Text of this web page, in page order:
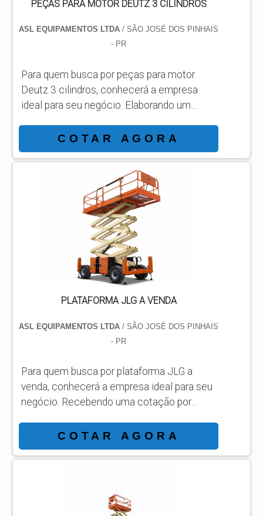
PEÇAS PARA MOTOR DEUTZ 3 CILINDROS
ASL EQUIPAMENTOS LTDA/ SÃO JOSÉ DOS PINHAIS
- PR
Para quem busca por peças para motor
Deutz 3 cilindros, conhecerá a empresa
ideal para seu negócio. Elaborando um
organização do ramo e conhecendo a líder
da área de atuação. Quando a busca é por
peças para motor Deutz 3 cilindros, com a
melhor mão de obra da ASL Equipamentos
irá encontrar precisão com qualidade e
rapidez no atendimento. OUTRAS
INFORMAÇÕES SOBRE PEÇAS PARA
COTAR AGORA
PLATAFORMA JLG A VENDA
ASL EQUIPAMENTOS LTDA/ SÃO JOSÉ DOS PINHAIS
- PR
Para quem busca por plataforma JLG a
venda, conhecerá a empresa ideal para seu
negócio. Recebendo uma cotação por
conhecendo a sofisticação, qualidade e
preço justo em um só lugar. MAIS
INFORMAÇÕES INTERESSANTES SOBRE
busca por plataforma JLG a venda em uma
empresa comprometida com os serviços,
COTAR AGORA